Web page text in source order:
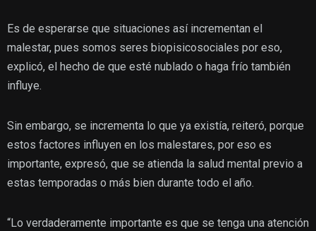
Es de esperarse que situaciones así incrementan el
malestar, pues somos seres biopisicosociales por eso,
explicó, el hecho de que esté nublado o haga frío también
influye.
Sin embargo, se incrementa lo que ya existía, reiteró, porque
estos factores influyen en los malestares, por eso es
importante, expresó, que se atienda la salud mental previo a
estas temporadas o más bien durante todo el año.
“Lo verdaderamente importante es que se tenga una atención